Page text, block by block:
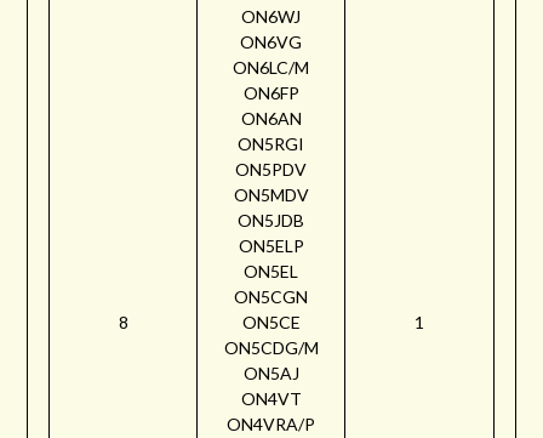
8
ON6WJ
ON6VG
ON6LC/M
ON6FP
ON6AN
ON5RGI
ON5PDV
ON5MDV
ON5JDB
ON5ELP
ON5EL
ON5CGN
ON5CE
ON5CDG/M
ON5AJ
ON4VT
ON4VRA/P
1